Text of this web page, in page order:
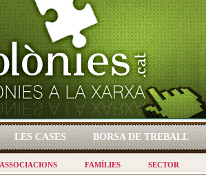
LES CASES BORSA DE TREBALL
ASSOCIACIONS FAMÍLIES SECTOR